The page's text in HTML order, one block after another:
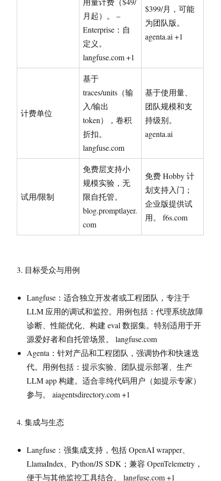
月起）。 –
Enterprise：自
定义。
langfuse.com +1
$399/月，可能
为团队版。
agenta.ai +1
计费单位
基于
traces/units（输
入/输出
token），卷积
折扣。
langfuse.com
基于使用量、
团队规模和支
持级别。
agenta.ai
试用/限制
免费层支持小
规模实验，无
限自托管。
blog.promptlayer.
com
免费 Hobby 计
划支持入门；
企业版提供试
用。 f6s.com
3. 目标受众与用例
Langfuse：适合独立开发者或工程团队，专注于
LLM 应用的调试和监控。用例包括：代理系统故障
诊断、性能优化、构建 eval 数据集。特别适用于开
源爱好者和自托管场景。 langfuse.com
Agenta：针对产品和工程团队，强调协作和快速迭
代。用例包括：提示实验、团队提示部署、生产
LLM app 构建。适合非纯代码用户（如提示专家）
参与。 aiagentsdirectory.com +1
4. 集成与生态
Langfuse：强集成支持，包括 OpenAI wrapper、
LlamaIndex、Python/JS SDK；兼容 OpenTelemetry，
便于与其他监控工具结合。 langfuse.com +1